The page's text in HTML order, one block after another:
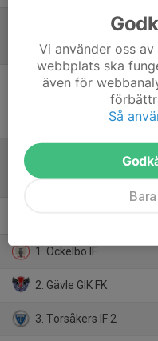
Referat
Inget
Tabell
1. Ockelbo IF
2. Gävle GIK FK
3. Torsåkers IF 2
Vi använder oss
webbplats ska
även för
Så